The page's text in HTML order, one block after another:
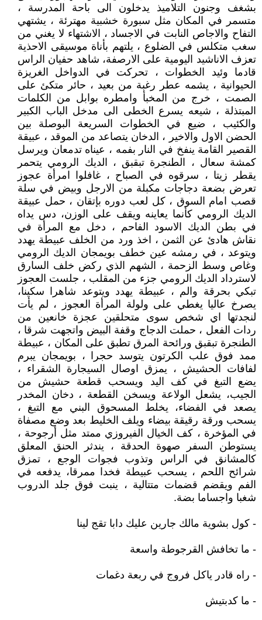
بشغف وجنون التلاميذ يدخلون الى باحة المدرسة ،
متسمر في المكان مثل سبورة خشبية مهترئة ، يشتهي
التفاح والاجاص النابت في الاجساد ، الاشتهاء لا يغني من
سغب متكلس في الضلوع ، يلتهم بأناة موسيقى الاحذية
تعزف الاناشيد اليومية على الارصفة، شاهد حفيان الراس
قادما وئيد الخطوات ، تحركت في الدواخل الغريزة
الحيوانية ، يشمه عطر رغبة من بعيد ، حائر متكئ على
الصمت ، خرج من المخبأ وامطره بوابل من الكلمات
المبتذلة ، شيعه يسرع الخطى الى مدخل الباب الكبير
والكئيب ، ضيع في الخطوات السريعة البوصلة بين
الحضن الاول والاخير ، الدخان يتصاعد من الموقد ، عبيقة
القصير القامة ينفخ في النار بفمه ، عيناه تدمعان ويرسل
كمشة سعال ، الطنجرة تبقبق ، الديك الرومي يتحمر
يقطر زيتا ، سرقوه في الصباح ، غافلوا امرأة عجوز
تعرض بضعة دجاجات مكبلة من الارجل وبيض في سلة
قصب امام السوق ، كل لعب دوره بإتقان ، حمل عبيقة
الديك الرومي كأنما يعاينه ويقف على الوزن، دس يداه
في بطن الديك الاسود الفاحم ، دخل مع المرأة في
نقاش هادئ عن الثمن ، اخذ ورد من الخلف عبيطة يهدد
ويتوعد ، في رمشه عين خطف بويمجان الديك الرومي
وغاص وسط الزحمة ، الشهم الذي ركض خلف السارق
لاسترداد الديك الرومي جزء من المقلب ، جلست العجوز
تبكي بحرقة والم ، عبيطة يهدد ويتوعد شاهرا سكينا،
يصرخ عاليا يغطي على ولولة المرأة العجوز ، لم يأت
لنجدتها اي شخص سوى متحلقين عجزة خانعين من
ردات الفعل ، حملت الدجاج وقفة البيض واتجهت شرقا ،
الطنجرة تبقبق ورائحة المرق تطبق على المكان ، عبيطة
ممد فوق علب الكرتون يتوسد حجرا ، بويمجان يبرم
لفافات الحشيش ، يمزق اوصال السيجارة الشقراء ،
يضع التبغ في كف اليد ويسحب قطعة حشيش من
الجيب، يشعل الولاعة ويسخن القطعة ، دخان المخدر
يصعد في الفضاء، يخلط المسحوق البني مع التبغ ،
يسحب ورقة رقيقة بيضاء ويلف الخليط بعد وضع مصفاة
في المؤخرة ، كف الخيال الفيروزي ممتد مثل أرجوحة ،
يستوطن السفر صهوة الحدقة ، يندثر الحنق المعلق
كالمشانق في الراس وتذوب فجوات الوجع ، تمزق
شرائح اللحم ، يسحب عبيطة فخدا ممرقا، يدفعه في
الفم ويقضم قضمات متتالية ، ينبت فوق جلد الدروب
شغبا واجساما بضة.
- كول بشوية مالك جارين عليك دابا تقج لينا
- ما تخافش القرجوطة واسعة
- راه قادر ياكل فروج في ربعة دغمات
- ما كدبتيش